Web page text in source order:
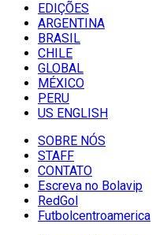
EDIÇÕES
ARGENTINA
BRASIL
CHILE
GLOBAL
MÉXICO
PERU
US ENGLISH
SOBRE NÓS
STAFF
CONTATO
Escreva no Bolavip
RedGol
Futbolcentroamerica